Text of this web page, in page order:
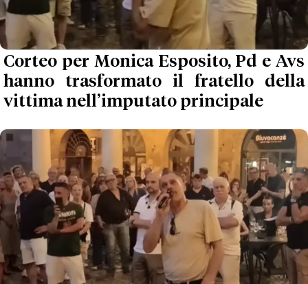
Corteo per Monica Esposito, Pd e Avs
hanno trasformato il fratello della
vittima nell’imputato principale